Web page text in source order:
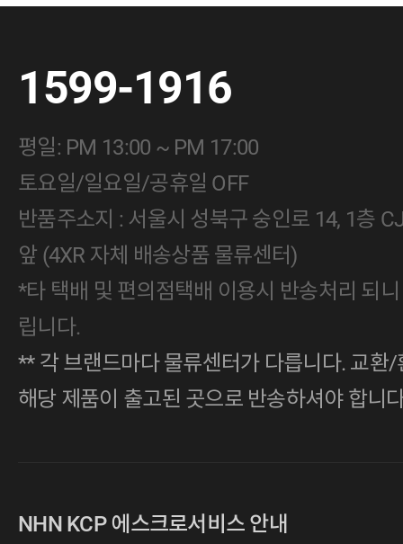
1599-1916
평일: PM 13:00 ~ PM 17:00
토요일/일요일/공휴일 OFF
반품주소지 : 서울시 성북구 숭인로 14, 1층
앞 (4XR 자체 배송상품 물류센터)
*타 택배 및 편의점택배 이용시 반송처리 되
립니다.
** 각 브랜드마다 물류센터가 다릅니다. 교환
해당 제품이 출고된 곳으로 반송하셔야 합니
NHN KCP 에스크로서비스 안내